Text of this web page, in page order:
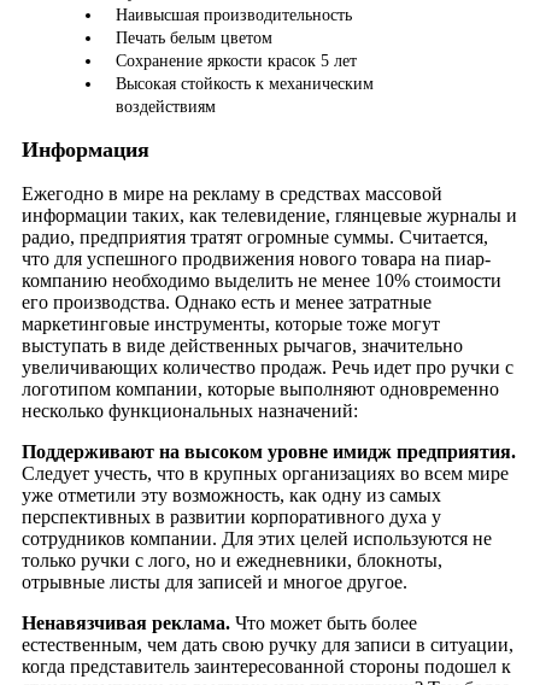
Наивысшая производительность
Печать белым цветом
Сохранение яркости красок 5 лет
Высокая стойкость к механическим
воздействиям
Информация
Ежегодно в мире на рекламу в средствах массовой
информации таких, как телевидение, глянцевые журналы и
радио, предприятия тратят огромные суммы. Считается,
что для успешного продвижения нового товара на пиар-
компанию необходимо выделить не менее 10% стоимости
его производства. Однако есть и менее затратные
маркетинговые инструменты, которые тоже могут
выступать в виде действенных рычагов, значительно
увеличивающих количество продаж. Речь идет про ручки с
логотипом компании, которые выполняют одновременно
несколько функциональных назначений:
Поддерживают на высоком уровне имидж предприятия.
Следует учесть, что в крупных организациях во всем мире
уже отметили эту возможность, как одну из самых
перспективных в развитии корпоративного духа у
сотрудников компании. Для этих целей используются не
только ручки с лого, но и ежедневники, блокноты,
отрывные листы для записей и многое другое.
Ненавязчивая реклама. Что может быть более
естественным, чем дать свою ручку для записи в ситуации,
когда представитель заинтересованной стороны подошел к